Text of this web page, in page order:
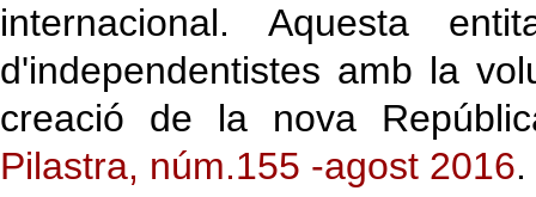
internacional. Aquesta
d'independentistes amb la
creació de la nova
Pilastra, núm.155 -agost 2016.